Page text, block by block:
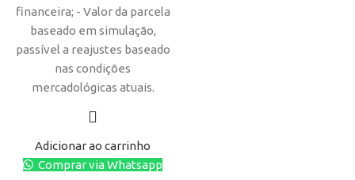
financeira; - Valor da parcela
baseado em simulação,
passível a reajustes baseado
nas condições
mercadológicas atuais.
Adicionar ao carrinho
Comprar via Whatsapp